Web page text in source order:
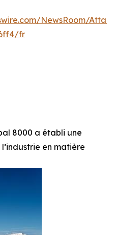
NewsRoom/
fr
8000 a établi une
en matière